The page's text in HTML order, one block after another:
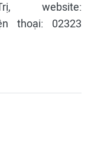
website:
thoại: 02323